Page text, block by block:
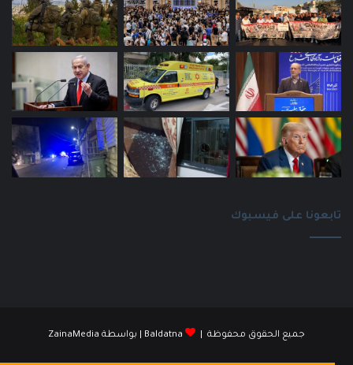
تابعونا على فيسبوك
جميع الحقوق محفوظة | Baldatna | بواسطة ZainaMedia